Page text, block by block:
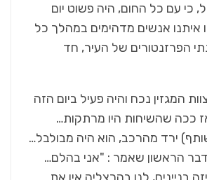
כי עם כל החום, היה פשוט יום
איתנו אנשים מדהימים במהלך כל
הפרזנטורים של העיר, חד
המגזין נכח והיה פעיל ביום הזה
ככה שהשיחות היו מרתקות…
ירד מהרכב, הוא היה מבולבל…
הראשון שאמר : "אני בהלם…